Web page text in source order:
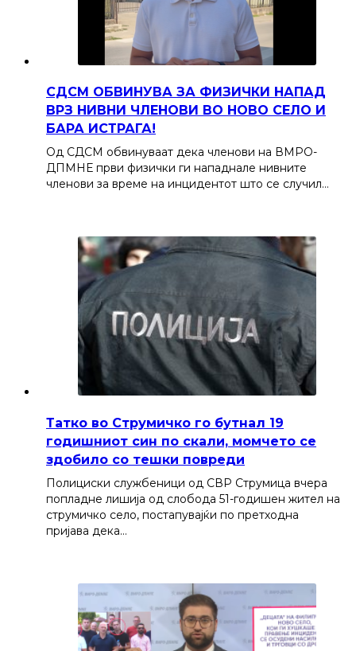
СДСМ ОБВИНУВА ЗА ФИЗИЧКИ НАПАД
ВРЗ НИВНИ ЧЛЕНОВИ ВО НОВО СЕЛО И
БАРА ИСТРАГА!
Од СДСМ обвинуваат дека членови на ВМРО-
ДПМНЕ први физички ги нападнале нивните
членови за време на инцидентот што се случил…
Татко во Струмичко го бутнал 19
годишниот син по скали, момчето се
здобило со тешки повреди
Полициски службеници од СВР Струмица вчера
попладне лишија од слобода 51-годишен жител на
струмичко село, постапувајќи по претходна
пријава дека…